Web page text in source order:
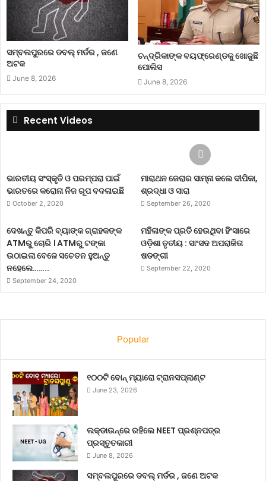
ସମ୍ବଲପୁରରେ ଡବଲ୍ ମର୍ଡର , ଜଣେ
ଅଟକ
June 8, 2026
ଚନ୍ଦ୍ରିକାଙ୍କ ବୟଫ୍ରେଣ୍ଡକୁ ଖୋଜୁଛି
ପୋଲିସ
June 8, 2026
Recent Videos
ଭାରତୀୟ ସଂସ୍କୃତି ଓ ପରମ୍ପରା ପାଇଁ
ଭାରତରେ କରୋନା ନିଜ ରୂପ ବଦଳାଇଛି
October 2, 2020
ମାରାଥନ ଜେରାର ସାମ୍ନା କଲେ ଦୀପିକା,
ଶ୍ରଦ୍ଧା ଓ ସାରା
September 26, 2020
ଦେଖନ୍ତୁ କିପରି ବ୍ୟାଙ୍କ ଗ୍ରାହକଙ୍କ
ATMରୁ ଚୋରି । ATMରୁ ଟଙ୍କା
ଉଠାଇଲା ବେଳେ ସଚେତନ ହୁଅନ୍ତୁ
ନହେଲେ……..
September 24, 2020
ମହିଳାଙ୍କ ପ୍ରତି ହେଉଥିବା ହିଂସାରେ
ଓଡ଼ିଶା ତୃତୀୟ : ସାଂସଦ ଅପରାଜିତା
ଷଡଙ୍ଗୀ
September 22, 2020
Popular
୧୦୦ଟି ବୋନ୍ ମ୍ୟାରୋ ଟ୍ରାନସପ୍ଲାଣ୍ଟ
June 23, 2026
ଲକ୍‌ଡାଉନ୍‌ରେ ରହିଲେ NEET ପ୍ରଶ୍ନପତ୍ର
ପ୍ରସ୍ତୁତକାରୀ
June 8, 2026
ସମ୍ବଲପୁରରେ ଡବଲ୍ ମର୍ଡର , ଜଣେ ଅଟକ